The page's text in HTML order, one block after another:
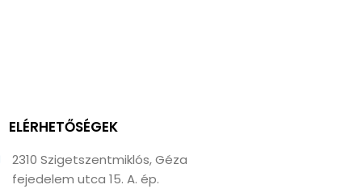
ELÉRHETŐSÉGEK
2310 Szigetszentmiklós, Géza
fejedelem utca 15. A. ép.